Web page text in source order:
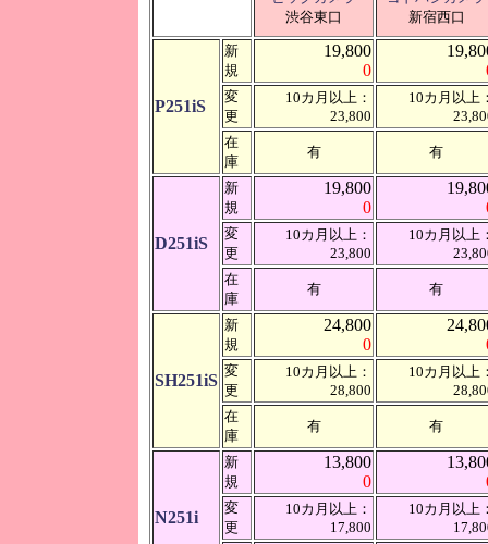
渋谷東口
新宿西口
P251iS
新
規
19,800
0
変
更
10カ月以上：
23,800
10カ月以上
在
庫
有 有
D251iS
新
規
19,800
0
変
更
10カ月以上：
23,800
10カ月以上
在
庫
有 有
SH251iS
新
規
24,800
0
変
更
10カ月以上：
28,800
10カ月以上
在
庫
有 有
N251i
新
規
13,800
0
変
更
10カ月以上：
17,800
10カ月以上